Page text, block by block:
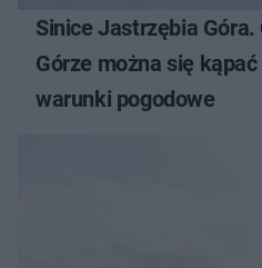
Sinice Jastrzębia
Górze można się
warunki pogodowe